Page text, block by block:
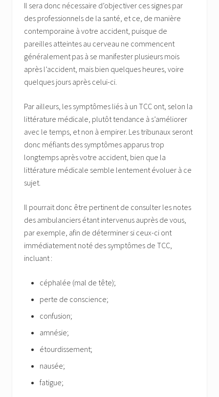
Il sera donc nécessaire d’objectiver ces signes par
des professionnels de la santé, et ce, de manière
contemporaine à votre accident, puisque de
pareilles atteintes au cerveau ne commencent
généralement pas à se manifester plusieurs mois
après l’accident, mais bien quelques heures, voire
quelques jours après celui-ci.
Par ailleurs, les symptômes liés à un TCC ont, selon la
littérature médicale, plutôt tendance à s’améliorer
avec le temps, et non à empirer. Les tribunaux seront
donc méfiants des symptômes apparus trop
longtemps après votre accident, bien que la
littérature médicale semble lentement évoluer à ce
sujet.
Il pourrait donc être pertinent de consulter les notes
des ambulanciers étant intervenus auprès de vous,
par exemple, afin de déterminer si ceux-ci ont
immédiatement noté des symptômes de TCC,
incluant :
céphalée (mal de tête);
perte de conscience;
confusion;
amnésie;
étourdissement;
nausée;
fatigue;